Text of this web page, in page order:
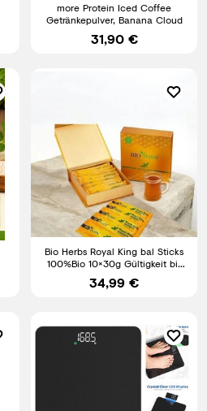
more Protein Iced Coffee
Getränkepulver, Banana Cloud
31,90 €
Bio Herbs Royal King bal Sticks
100%Bio 10×30g Gültigkeit bis
12/2030
34,99 €